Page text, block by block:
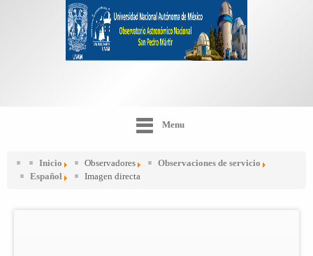
Menu
Inicio Observadores
Observaciones de servicio
Español
Imagen directa